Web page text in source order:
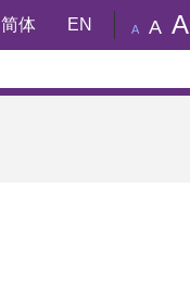
简体 EN A A A